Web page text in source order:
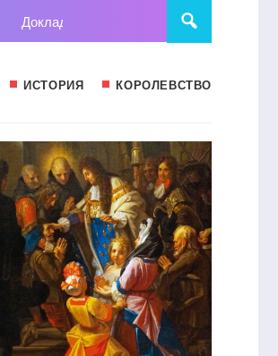
Доклады Суд
ИСТОРИЯ КОРОЛЕВСТВО